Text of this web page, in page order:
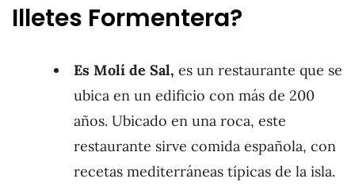
Illetes Formentera?
Es Molí de Sal, es un restaurante que se
ubica en un edificio con más de 200
años. Ubicado en una roca, este
restaurante sirve comida española, con
recetas mediterráneas típicas de la isla.